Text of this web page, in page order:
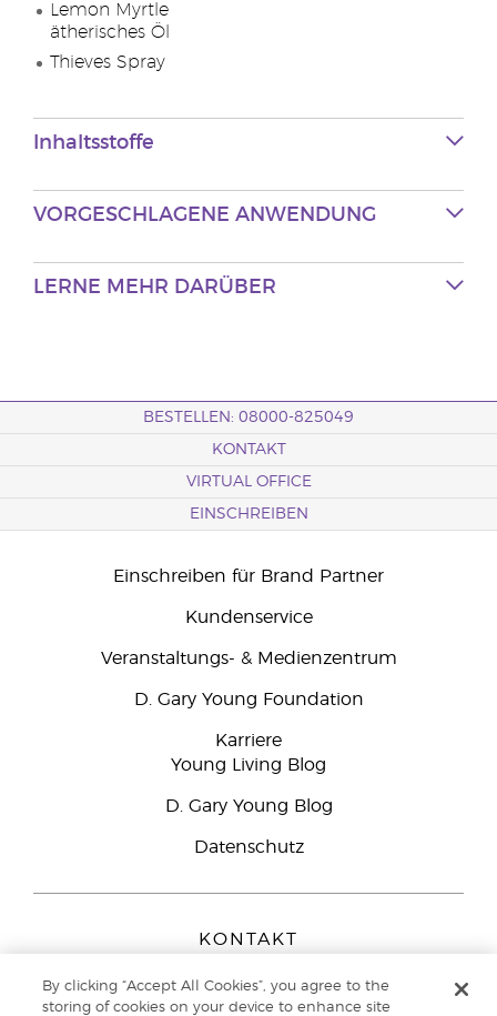
Lemon Myrtle
ätherisches Öl
Thieves Spray
Inhaltsstoffe
VORGESCHLAGENE ANWENDUNG
LERNE MEHR DARÜBER
BESTELLEN: 08000-825049
KONTAKT
VIRTUAL OFFICE
EINSCHREIBEN
Einschreiben für Brand Partner
Kundenservice
Veranstaltungs- & Medienzentrum
D. Gary Young Foundation
Karriere
Young Living Blog
D. Gary Young Blog
Datenschutz
KONTAKT
Peizerweg 97
By clicking “Accept All Cookies”, you agree to the
storing of cookies on your device to enhance site